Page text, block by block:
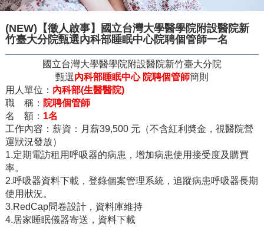
(NEW)【徵人啟事】國立台灣大學醫學院附設醫院新
竹臺大分院甄選內科部睡眠中心院聘個管師一名
國立台灣大學醫學院附設醫院新竹臺大分院
甄選內科部睡眠中心 院聘個管師簡則
用人單位： 內科部(生醫醫院)
職
稱： 院聘個管師
名
額： 1名
工作內容：薪資：月薪39,500 元（不含紅利奬金，視醫院營
運狀況發放）
1.定期電訪租用呼吸器的病患，增加病患使用接受度及購買
率。
2.呼吸器資料下載，登錄個案管理系統，追蹤病患呼吸器長期
使用狀況。
3.RedCap問卷設計，資料庫維持
4.居家睡眠儀器寄送，資料下載